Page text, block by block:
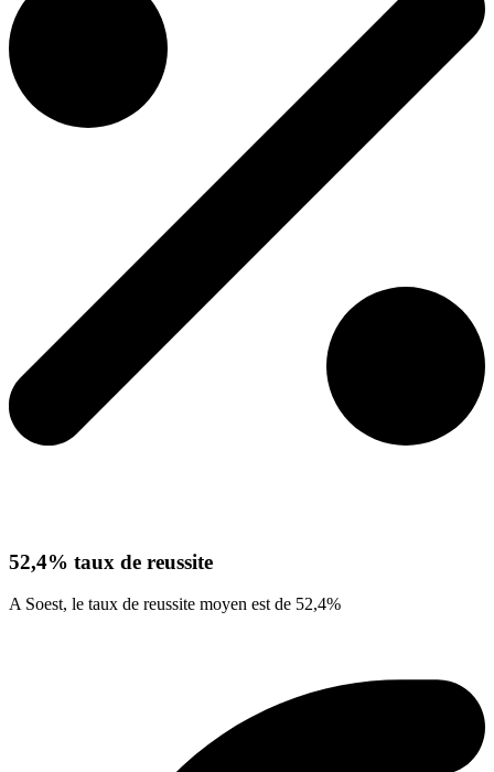
52,4% taux de reussite
A Soest, le taux de reussite moyen est de 52,4%